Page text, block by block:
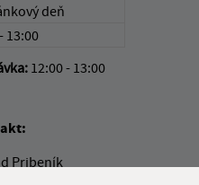
deň
13:00
12:00 - 13:00
Pribeník